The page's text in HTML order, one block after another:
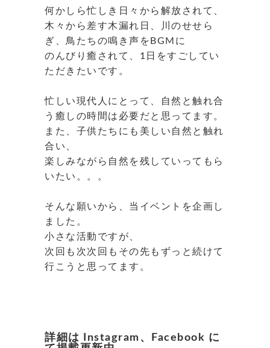
何かしら忙しき日々から解放されて、
木々から差す木漏れ日、川のせせら
ぎ、鳥たちの鳴き声をBGMに
のんびり癒されて、1日をすごしてい
ただきたいです。
忙しい現代人にとって、自然と触れ合
う癒しの時間は必要だと思ってます。
また、子供たちにも美しい自然と触れ
合い、
楽しみながら自然を残していってもら
いたい。。。
そんな願いから、当イベントを企画し
ました。
小さな活動ですが、
次回も次次回もその先もずっと続けて
行こうと思ってます。
詳細は Instagram、Facebook に